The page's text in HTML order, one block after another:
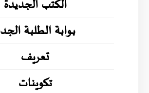
الكتب الجديدة
بوابة الطلبة
تعريف
تكوينات